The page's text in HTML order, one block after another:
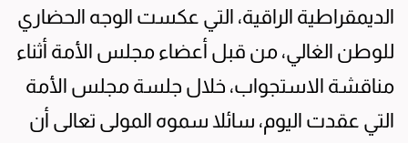
الديمقراطية الراقية، التي عكست الوجه الحضاري
للوطن الغالي، من قبل أعضاء مجلس الأمة أثناء
مناقشة الاستجواب، خلال جلسة مجلس الأمة
التي عقدت اليوم، سائلا سموه المولى تعالى أن